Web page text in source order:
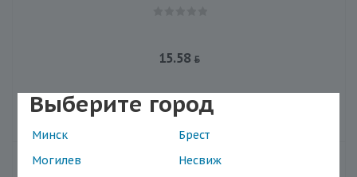
Выберите город
Минск
Брест
Могилев
Несвиж
15.58
В корзину